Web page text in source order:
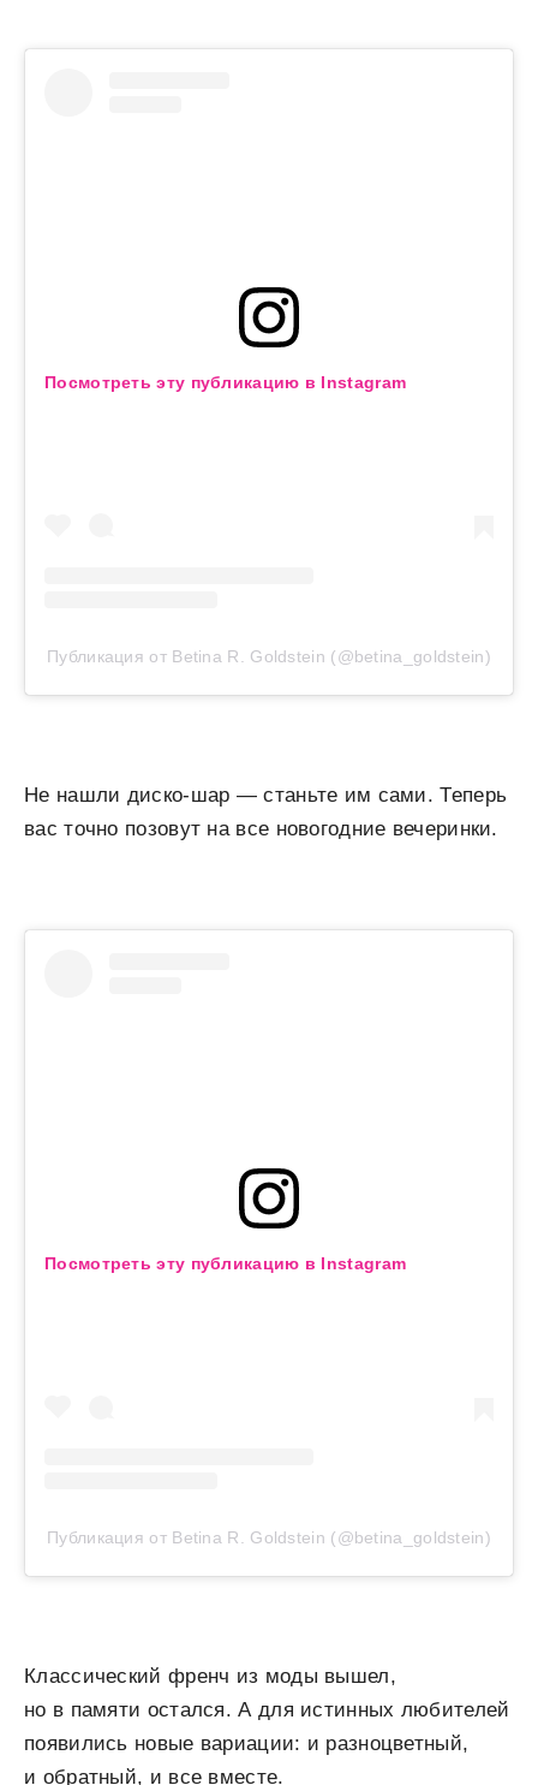
Посмотреть эту публикацию в Instagram
Публикация от Betina R. Goldstein (@betina_goldstein)
Не нашли диско-шар — станьте им сами. Теперь
вас точно позовут на все новогодние вечеринки.
Посмотреть эту публикацию в Instagram
Публикация от Betina R. Goldstein (@betina_goldstein)
Классический френч из моды вышел,
но в памяти остался. А для истинных любителей
появились новые вариации: и разноцветный,
и обратный, и все вместе.